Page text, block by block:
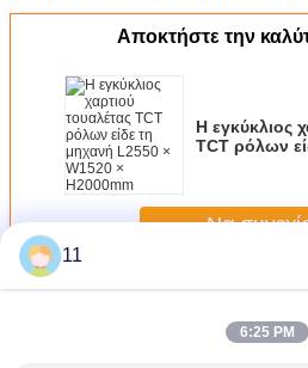
Αποκτήστε την
Η εγκύκλιος
TCT ρόλων
Να
ΠερισσότεροιΚυκλική TCT είδε
11
6:25 PM